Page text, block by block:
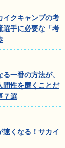
イクキャンプの考
手に必要な「考
一番の方法が、
間性を磨くことだ
７選
速くなる！サカイ